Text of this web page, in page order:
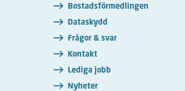
Bostadsförmedlingen
Dataskydd
Frågor & svar
Kontakt
Lediga jobb
Nyheter